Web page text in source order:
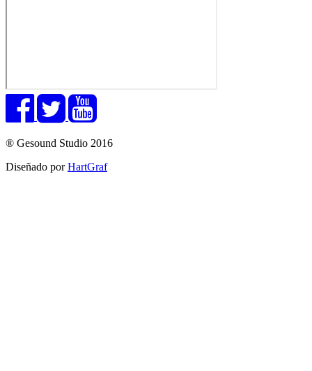
® Gesound Studio 2016
Diseñado porHartGraf